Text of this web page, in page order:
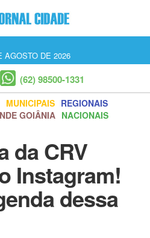
AGOSTO DE 2026
(62) 98500-1331
MUNICIPAIS REGIONAIS
GOIÂNIA NACIONAIS
da CRV
Instagram!
dessa